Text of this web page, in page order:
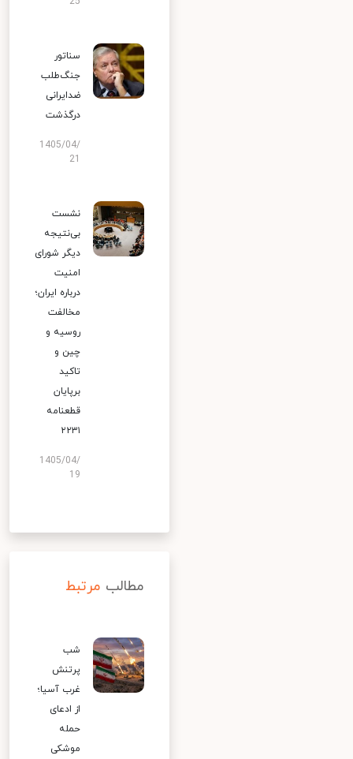
سناتور
جنگ‌طلب
ضدایرانی
درگذشت
1405/04/
نشست
بی‌نتیجه
دیگر شورای
امنیت
درباره ایران؛
مخالفت
روسیه و
چین و
تاکید
برپایان
قطعنامه
۲۲۳۱
1405/04/
19
مطالب مرتبط
شب
پرتنش
غرب آسیا؛
از ادعای
حمله
موشکی